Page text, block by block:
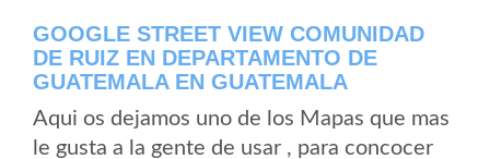
GOOGLE STREET VIEW COMUNIDAD
DE RUIZ EN DEPARTAMENTO DE
GUATEMALA EN GUATEMALA
Aqui os dejamos uno de los Mapas que mas
le gusta a la gente de usar , para concocer